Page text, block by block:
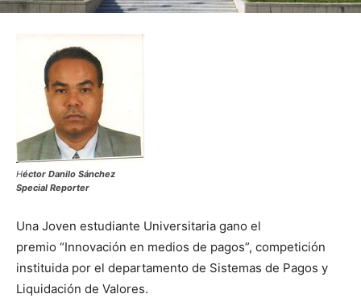
Héctor Danilo Sánchez
Special Reporter
Una Joven estudiante Universitaria gano el
premio “Innovación en medios de pagos”, competición
instituida por el departamento de Sistemas de Pagos y
Liquidación de Valores.